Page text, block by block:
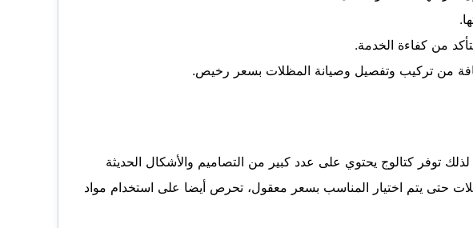
من كفاءة الخدمة.
توفر كتالوج يحتوي على عدد كبير من التصاميم والأشكال الحديثة
حتى يتم اختيار المناسب بسعر معقول، تحرص أيضا على استخدام مواد